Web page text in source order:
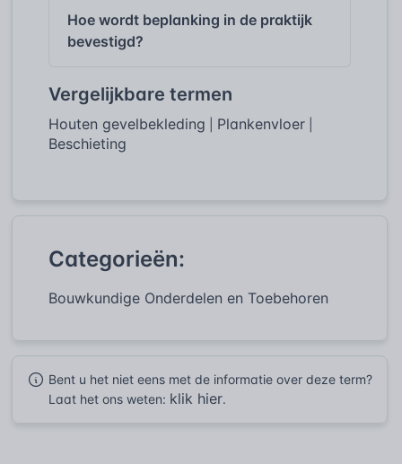
Hoe wordt beplanking in de praktijk
bevestigd?
Vergelijkbare termen
Houten gevelbekleding Plankenvloer
Beschieting
Categorieën:
Bouwkundige Onderdelen en Toebehoren
Bent u het niet eens met de informatie over deze term?
Laat het ons weten: klik hier.